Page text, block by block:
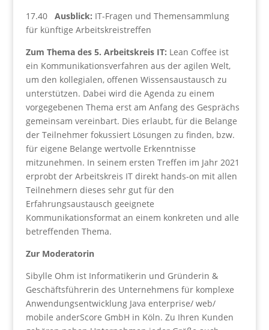
17.40 Ausblick: IT-Fragen und Themensammlung
für künftige Arbeitskreistreffen
Zum Thema des 5. Arbeitskreis IT: Lean Coffee ist
ein Kommunikationsverfahren aus der agilen Welt,
um den kollegialen, offenen Wissensaustausch zu
unterstützen. Dabei wird die Agenda zu einem
vorgegebenen Thema erst am Anfang des Gesprächs
gemeinsam vereinbart. Dies erlaubt, für die Belange
der Teilnehmer fokussiert Lösungen zu finden, bzw.
für eigene Belange wertvolle Erkenntnisse
mitzunehmen. In seinem ersten Treffen im Jahr 2021
erprobt der Arbeitskreis IT direkt hands-on mit allen
Teilnehmern dieses sehr gut für den
Erfahrungsaustausch geeignete
Kommunikationsformat an einem konkreten und alle
betreffenden Thema.
Zur Moderatorin
Sibylle Ohm ist Informatikerin und Gründerin &
Geschäftsführerin des Unternehmens für komplexe
Anwendungsentwicklung Java enterprise/ web/
mobile anderScore GmbH in Köln. Zu Ihren Kunden